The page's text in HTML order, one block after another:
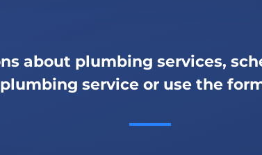
about plumbing services,
service or use the